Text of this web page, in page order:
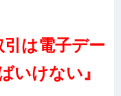
引は電子デー
いけない』